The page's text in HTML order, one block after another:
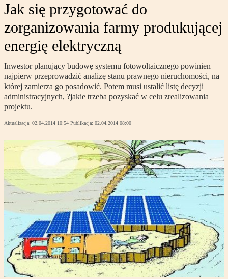
Jak się przygotować do
zorganizowania farmy produkującej
energię elektryczną
Inwestor planujący budowę systemu fotowoltaicznego powinien
najpierw przeprowadzić analizę stanu prawnego nieruchomości, na
której zamierza go posadowić. Potem musi ustalić listę decyzji
administracyjnych, ?jakie trzeba pozyskać w celu zrealizowania
projektu.
Aktualizacja: 02.04.2014 10:54 Publikacja: 02.04.2014 08:00